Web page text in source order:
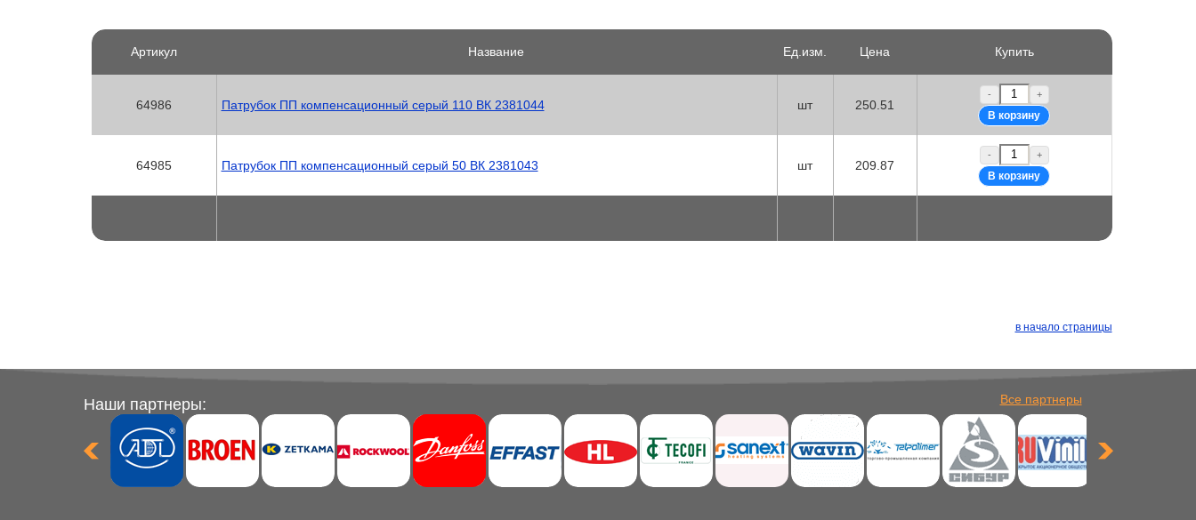
Артикул Название Ед.изм. Цена Купить
64986 Патрубок ПП компенсационный серый 110 ВК 2381044 шт 250.51
- +
64985 Патрубок ПП компенсационный серый 50 ВК 2381043 шт 209.87
- +
в начало страницы
Наши партнеры: Все партнеры